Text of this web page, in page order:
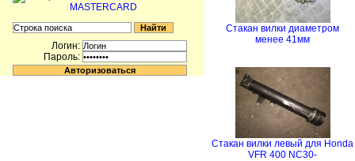
Стакан вилки диаметром
менее 41мм
Стакан вилки левый для Honda
VFR 400 NC30-
Логин:
Пароль: